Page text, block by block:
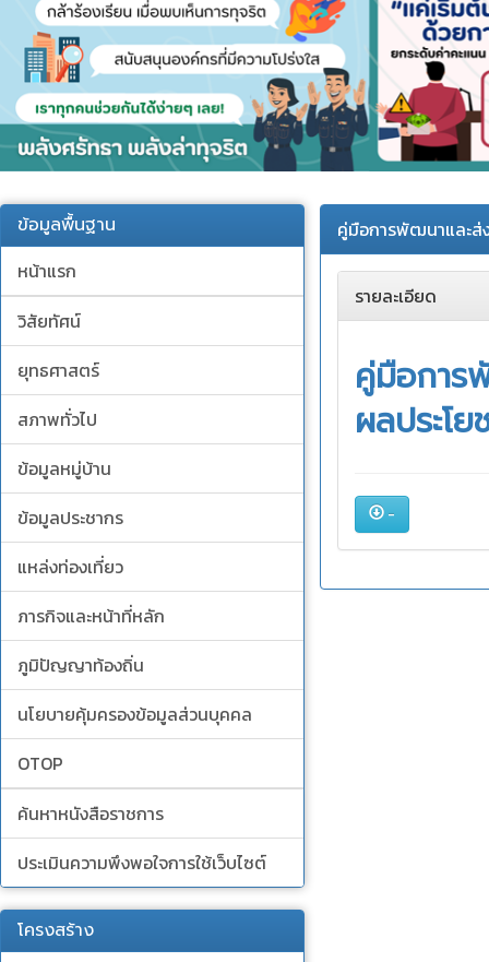
ข้อมูลพื้นฐาน
หน้าแรก
วิสัยทัศน์
ยุทธศาสตร์
สภาพทั่วไป
ข้อมูลหมู่บ้าน
ข้อมูลประชากร
แหล่งท่องเที่ยว
ภารกิจและหน้าที่หลัก
ภูมิปัญญาท้องถิ่น
นโยบายคุ้มครองข้อมูลส่วนบุคคล
OTOP
ค้นหาหนังสือราชการ
ประเมินความพึงพอใจการใช้เว็บไซต์
โครงสร้าง
คู่มือการพัฒนาและส่
รายละเอียด
คู่มือการ
ผลประโ
-